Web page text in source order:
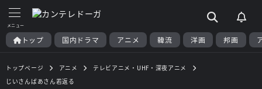
トップ 国内ドラマ アニメ 韓流 洋画 邦画
トップページ アニメ
テレビアニメ・UHF・深夜アニメ
じいさんばあさん若返る